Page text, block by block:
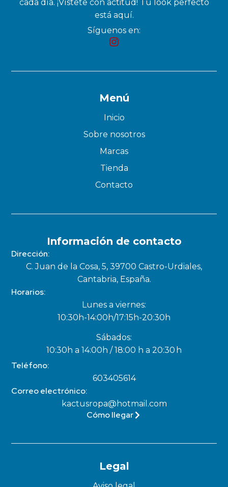
cada día. ¡Vístete con actitud! Tu look perfecto
está aquí.
Síguenos en:
Menú
Inicio
Sobre nosotros
Marcas
Tienda
Contacto
Información de contacto
Dirección:
C. Juan de la Cosa, 5, 39700 Castro-Urdiales,
Cantabria, España.
Horarios:
Lunes a viernes:
10:30h-14:00h/17:15h-20:30h
Sábados:
10:30h a 14:00h / 18:00 h a 20:30 h
Teléfono:
603405614
Correo electrónico:
kactusropa@hotmail.com
Cómo llegar
Legal